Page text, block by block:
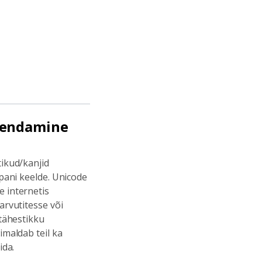
kanjid
keelde. Unicode
internetis
või
teil ka